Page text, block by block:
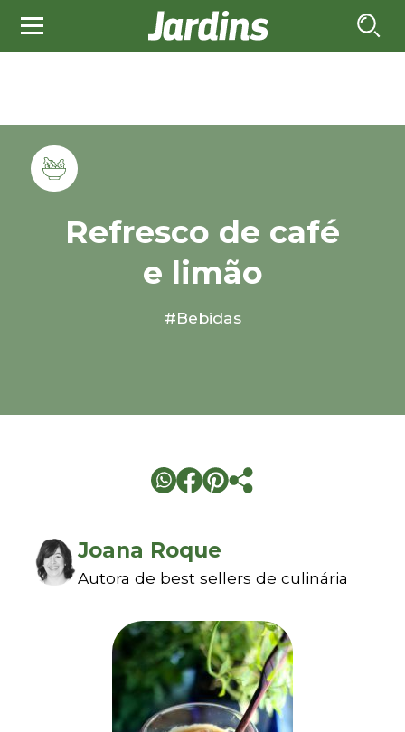
Refresco de café
e limão
#Bebidas
Joana Roque
Autora de best sellers de culinária